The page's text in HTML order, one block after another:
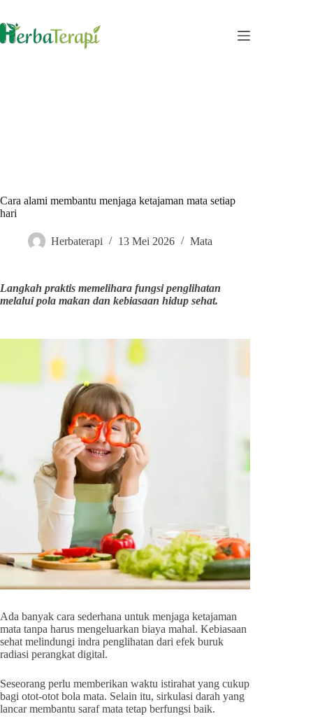
content
Cara alami membantu menjaga ketajaman mata setiap
hari
Herbaterapi 13 Mei 2026 Mata
Langkah praktis memelihara fungsi penglihatan
melalui pola makan dan kebiasaan hidup sehat.
Ada banyak cara sederhana untuk menjaga ketajaman
mata tanpa harus mengeluarkan biaya mahal. Kebiasaan
sehat melindungi indra penglihatan dari efek buruk
radiasi perangkat digital.
Seseorang perlu memberikan waktu istirahat yang cukup
bagi otot-otot bola mata. Selain itu, sirkulasi darah yang
lancar membantu saraf mata tetap berfungsi baik.